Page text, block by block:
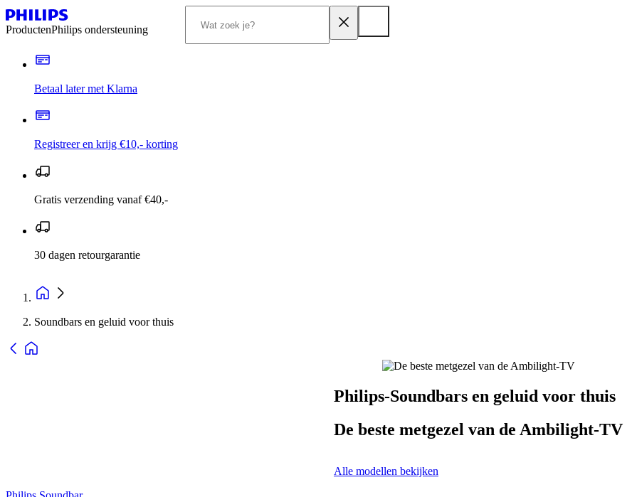
ProductenPhilips ondersteuning
Betaal later met Klarna
Registreer en krijg €10,- korting
Gratis verzending vanaf €40,-
30 dagen retourgarantie
Soundbars en geluid voor thuis
Philips-Soundbars en geluid voor thuis
De beste metgezel van de Ambilight-TV
Alle modellen bekijken